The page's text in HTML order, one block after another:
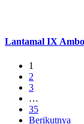
Lantamal IX
1
2
3
…
35
Berikutnya